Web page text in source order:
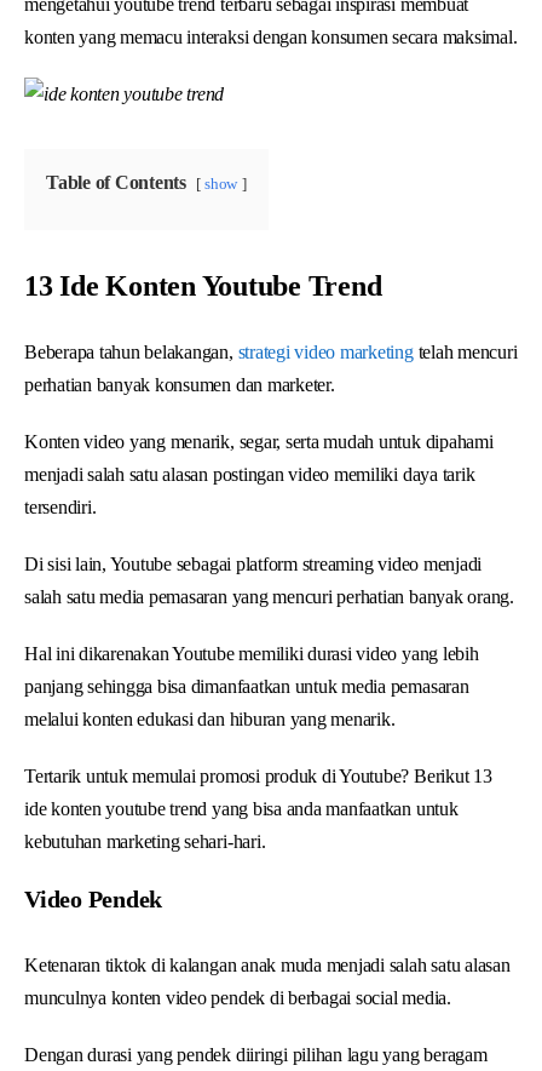
konten yang memacu interaksi dengan konsumen secara maksimal.
Table of Contents show
13 Ide Konten Youtube Trend
Beberapa tahun belakangan, strategi video marketingtelah mencuri
perhatian banyak konsumen dan marketer.
Konten video yang menarik, segar, serta mudah untuk dipahami
menjadi salah satu alasan postingan video memiliki daya tarik
tersendiri.
Di sisi lain, Youtube sebagai platform streaming video menjadi
salah satu media pemasaran yang mencuri perhatian banyak orang.
Hal ini dikarenakan Youtube memiliki durasi video yang lebih
panjang sehingga bisa dimanfaatkan untuk media pemasaran
melalui konten edukasi dan hiburan yang menarik.
Tertarik untuk memulai promosi produk di Youtube? Berikut 13
ide konten youtube trend yang bisa anda manfaatkan untuk
kebutuhan marketing sehari-hari.
Video Pendek
Ketenaran tiktok di kalangan anak muda menjadi salah satu alasan
munculnya konten video pendek di berbagai social media.
Dengan durasi yang pendek diiringi pilihan lagu yang beragam